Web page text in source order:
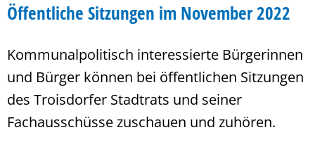
Öffentliche Sitzungen im November 2022
Kommunalpolitisch interessierte Bürgerinnen
und Bürger können bei öffentlichen Sitzungen
des Troisdorfer Stadtrats und seiner
Fachausschüsse zuschauen und zuhören.